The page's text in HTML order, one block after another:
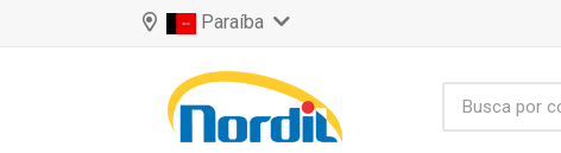
Paraíba